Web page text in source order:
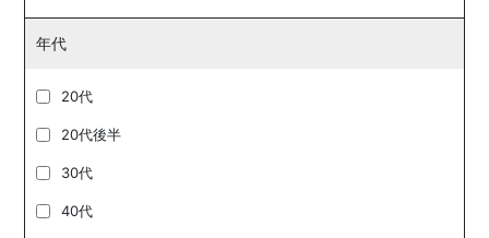
年代
20代
20代後半
30代
40代